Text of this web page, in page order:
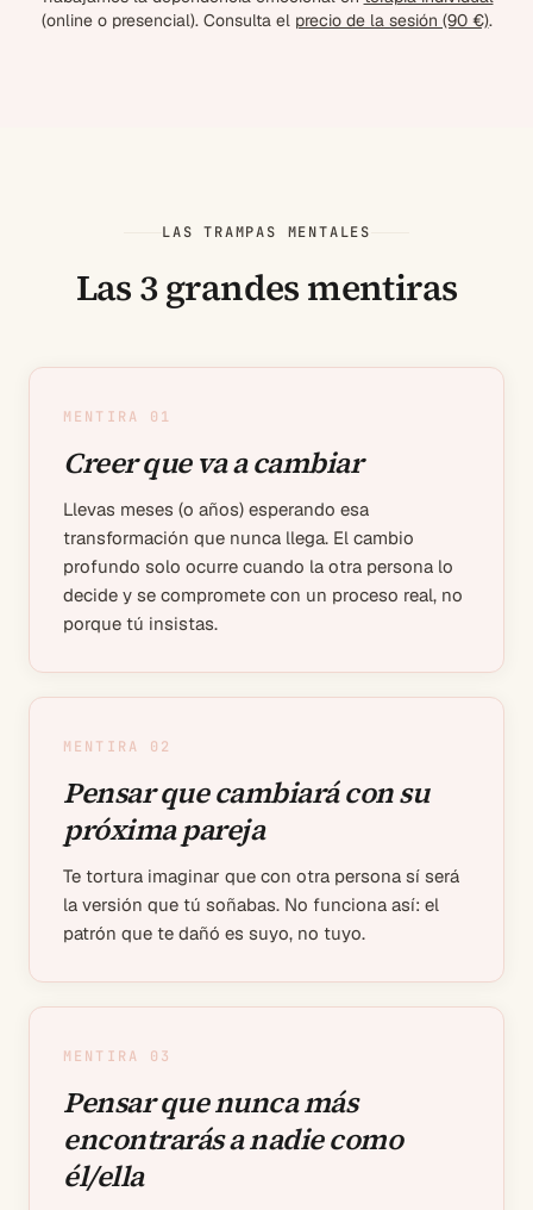
(online o presencial). Consulta el precio de la sesión (90 €).
LAS TRAMPAS MENTALES
Las 3 grandes mentiras
MENTIRA 0 1
Creer que va a cambiar
Llevas meses (o años) esperando esa
transformación que nunca llega. El cambio
profundo solo ocurre cuando la otra persona lo
decide y se compromete con un proceso real, no
porque tú insistas.
MENTIRA 0 2
Pensar que cambiará con su
próxima pareja
Te tortura imaginar que con otra persona sí será
la versión que tú soñabas. No funciona así: el
patrón que te dañó es suyo, no tuyo.
MENTIRA 0 3
Pensar que nunca más
encontrarás a nadie como
él/ella